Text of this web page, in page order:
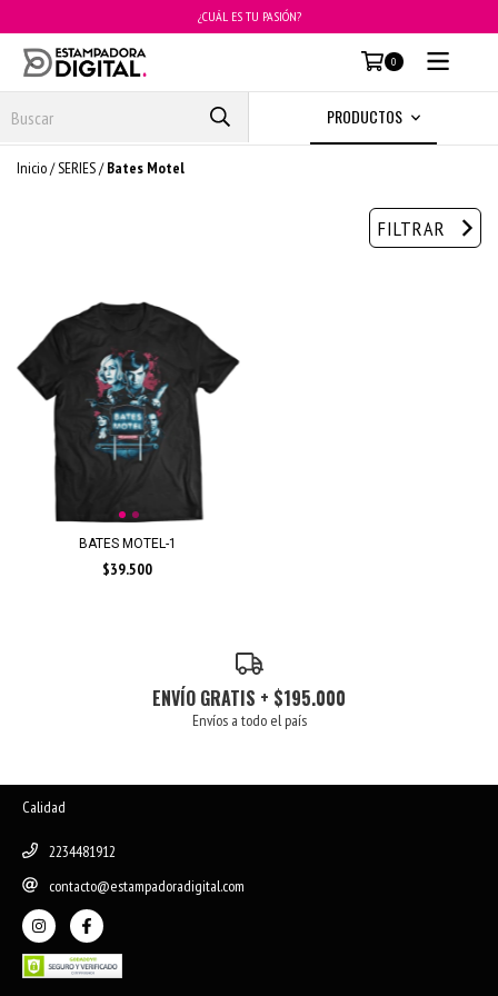
¿CUÁL ES TU PASIÓN?
0
PRODUCTOS
Inicio/SERIES/ Bates Motel
FILTRAR
BATES MOTEL-1
$39.500
ENVÍO GRATIS + $195.000
Envíos a todo el país
Calidad
2234481912
contacto@estampadoradigital.com